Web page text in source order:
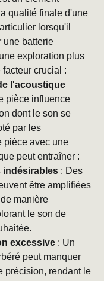
qualité finale d'une
lorsqu'il
une batterie
exploration plus
crucial :
l'acoustique
pièce influence
dont le son se
par les
pièce avec une
peut entraîner :
indésirables : Des
être amplifiées
manière
le son de
excessive : Un
peut manquer
précision, rendant le